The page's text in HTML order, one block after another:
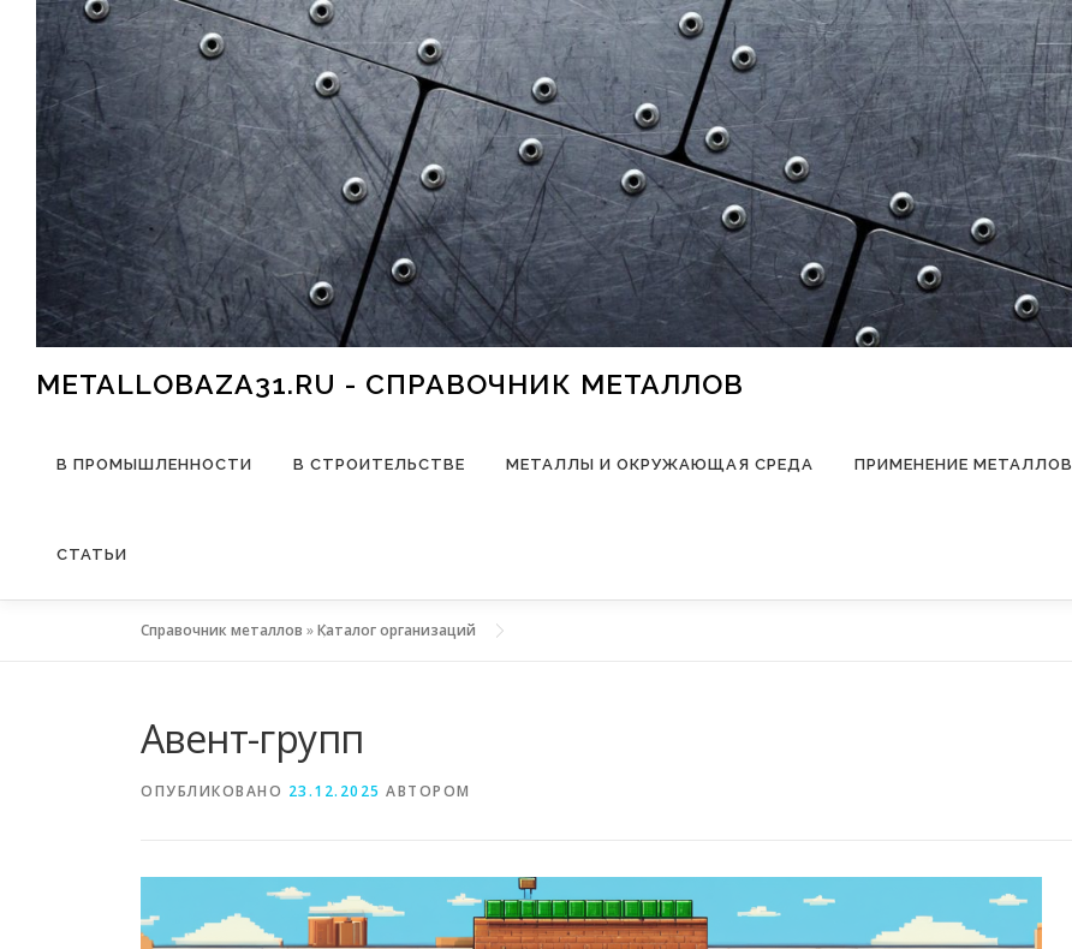
Перейти к содержимому
METALLOBAZA31.RU - СПРАВОЧНИК МЕТАЛЛОВ
В ПРОМЫШЛЕННОСТИ В СТРОИТЕЛЬСТВЕ МЕТАЛЛЫ И ОКРУЖАЮЩАЯ СРЕДА ПРИМЕНЕНИЕ МЕТАЛЛОВ
СТАТЬИ
Справочник металлов »Каталог организаций
Авент-групп
ОПУБЛИКОВАНО 23.12.2025 АВТОРОМ